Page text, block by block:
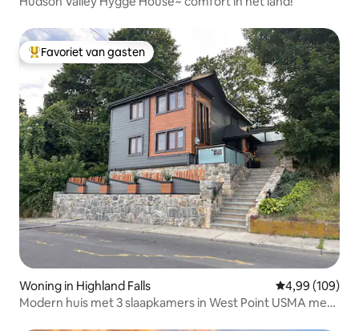
Topfavoriet van gasten
Favoriet van gasten
Woning in Highland Falls Gemiddelde
4,99 (109)
Modern huis met 3 slaapkamers in West Point USMA met